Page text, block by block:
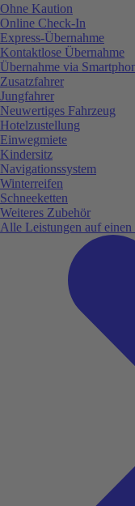
Ohne Kaution
Online Check-In
Express-Übernahme
Kontaktlose Übernahme
Übernahme via
Zusatzfahrer
Jungfahrer
Neuwertiges Fahrzeug
Hotelzustellung
Einwegmiete
Kindersitz
Navigationssystem
Winterreifen
Schneeketten
Weiteres Zubehör
Alle Leistungen auf